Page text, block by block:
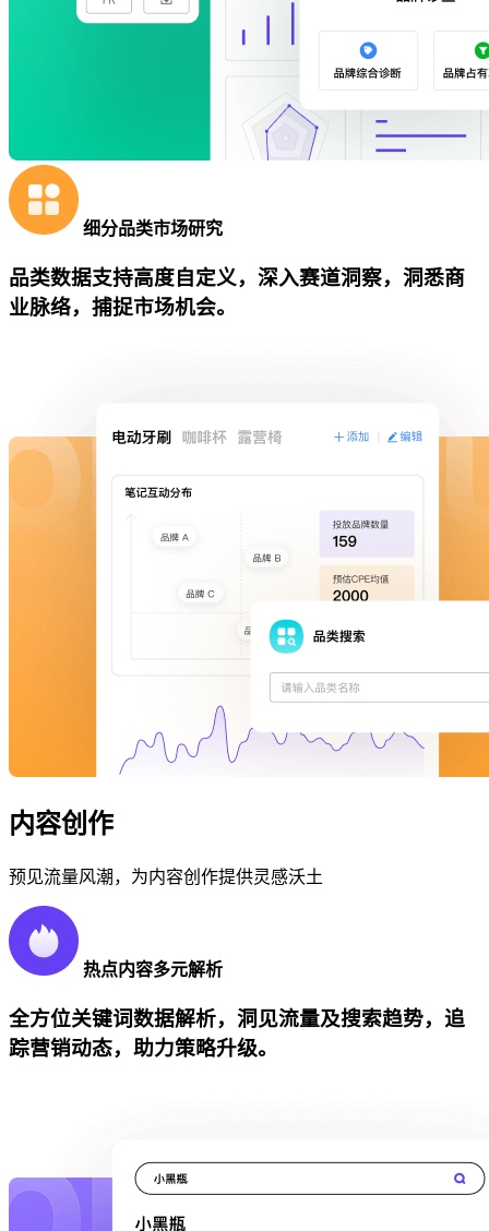
细分品类市场研究
品类数据支持高度自定义，深入赛道洞察，洞悉商
业脉络，捕捉市场机会。
内容创作
预见流量风潮，为内容创作提供灵感沃土
热点内容多元解析
全方位关键词数据解析，洞见流量及搜索趋势，追
踪营销动态，助力策略升级。